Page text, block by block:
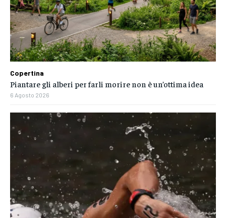
Copertina
Piantare gli alberi per farli morire non è un’ottima idea
6 Agosto 2026